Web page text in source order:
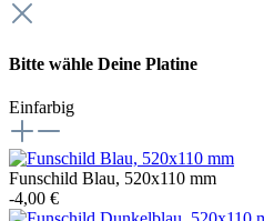
Bitte wähle Deine Platine
Einfarbig
Funschild Blau, 520x110 mm
-4,00 €